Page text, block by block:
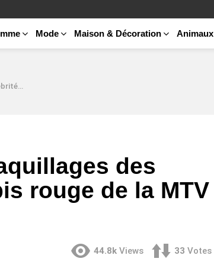
Mode Maison & Décoration Animaux
2019
des
rouge de la MTV
44.8k Views 33 Votes